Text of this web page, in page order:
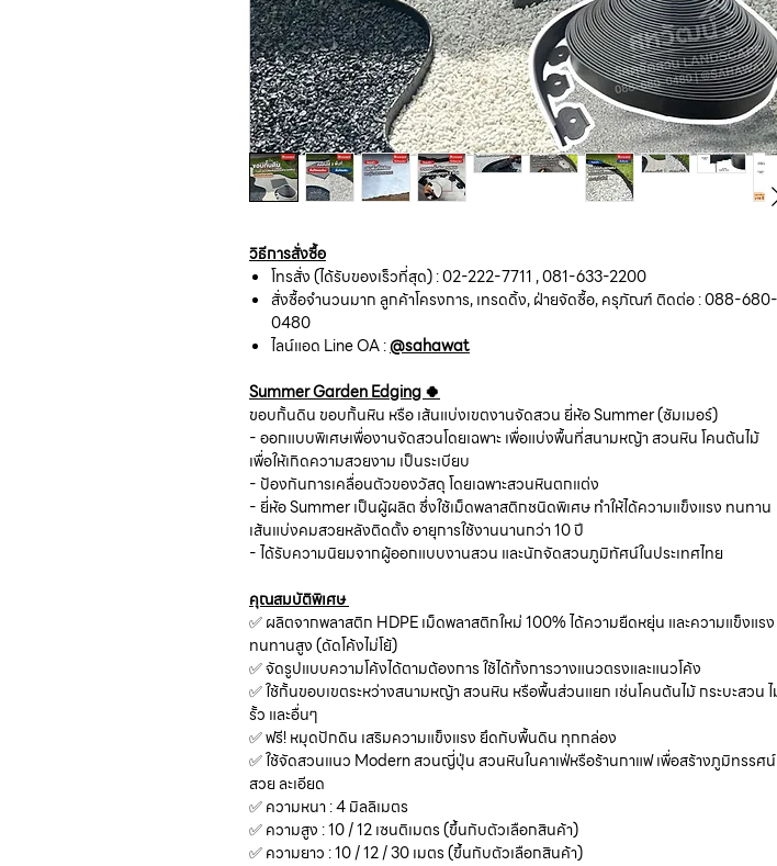
วิธีการสั่งซื้อ
โทรสั่ง (ได้รับของเร็วที่สุด) : 02-222-7711 , 081-633-2200
สั่งซื้อจำนวนมาก ลูกค้าโครงการ, เทรดดิ้ง, ฝ่ายจัดซื้อ, ครุภัณฑ์ ติดต่อ : 088-680-
0480
ไลน์แอด Line OA :@sahawat
Summer Garden Edging 🍀
ขอบกั้นดิน ขอบกั้นหิน หรือ เส้นแบ่งเขตงานจัดสวน ยี่ห้อ Summer (ซัมเมอร์)
- ออกแบบพิเศษเพื่องานจัดสวนโดยเฉพาะ เพื่อแบ่งพื้นที่สนามหญ้า สวนหิน โคนต้นไม้
เพื่อให้เกิดความสวยงาม เป็นระเบียบ
- ป้องกันการเคลื่อนตัวของวัสดุ โดยเฉพาะสวนหินตกแต่ง
- ยี่ห้อ Summer เป็นผู้ผลิต ซึ่งใช้เม็ดพลาสติกชนิดพิเศษ ทำให้ได้ความแข็งแรง ทนทาน
เส้นแบ่งคมสวยหลังติดตั้ง อายุการใช้งานนานกว่า 10 ปี
- ได้รับความนิยมจากผู้ออกแบบงานสวน และนักจัดสวนภูมิทัศน์ในประเทศไทย
คุณสมบัติพิเศษ
✅ ผลิตจากพลาสติก HDPE เม็ดพลาสติกใหม่ 100% ได้ความยืดหยุ่น และความแข็งแรง
ทนทานสูง (ดัดโค้งไม่โย้)
✅ จัดรูปแบบความโค้งได้ตามต้องการ ใช้ได้ทั้งการวางแนวตรงและแนวโค้ง
✅ ใช้กั้นขอบเขตระหว่างสนามหญ้า สวนหิน หรือพื้นส่วนแยก เช่นโคนต้นไม้ กระบะสวน
รั้ว และอื่นๆ
✅ ฟรี! หมุดปักดิน เสริมความแข็งแรง ยึดกับพื้นดิน ทุกกล่อง
✅ ใช้จัดสวนแนว Modern สวนญี่ปุ่น สวนหินในคาเฟ่หรือร้านกาแฟ เพื่อสร้างภูมิทรรศ
สวย ละเอียด
✅ ความหนา : 4 มิลลิเมตร
✅ ความสูง : 10 / 12 เซนติเมตร (ขึ้นกับตัวเลือกสินค้า)
✅ ความยาว : 10 / 12 / 30 เมตร (ขึ้นกับตัวเลือกสินค้า)